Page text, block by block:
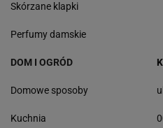
Skórzane klapki
Perfumy damskie
DOM I OGRÓD
Domowe sposoby
Kuchnia